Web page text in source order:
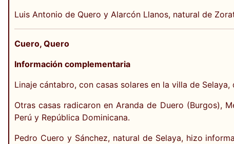
Luis Antonio de Quero y Alarcón Llanos, natural de
Cuero, Quero
Información complementaria
Linaje cántabro, con casas solares en la villa de
Otras casas radicaron en Aranda de Duero (Burgos),
Perú y República Dominicana.
Pedro Cuero y Sánchez, natural de Selaya, hizo